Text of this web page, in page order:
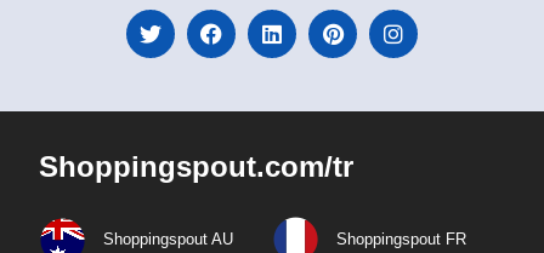
Shoppingspout.com/tr
Shoppingspout AU Shoppingspout FR